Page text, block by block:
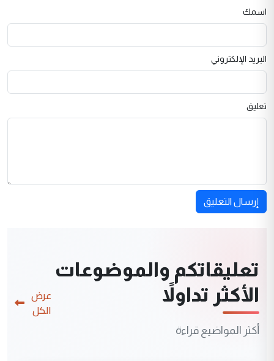
اسمك
البريد الإلكتروني
تعليق
إرسال التعليق
تعليقاتكم والموضوعات
الأكثر تداولاً
أكثر المواضيع قراءة
عرض
الكل